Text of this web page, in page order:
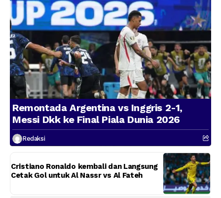
Remontada Argentina vs Inggris 2-1,
Messi Dkk ke Final Piala Dunia 2026
Redaksi
Cristiano Ronaldo kembali dan Langsung
Cetak Gol untuk Al Nassr vs Al Fateh